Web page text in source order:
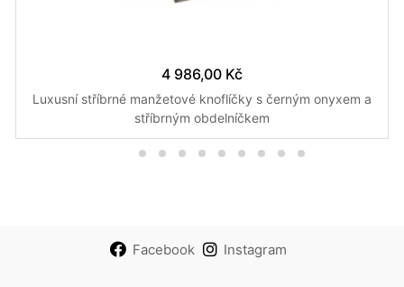
4 986,00 Kč
Luxusní stříbrné manžetové knoflíčky s černým onyxem a
stříbrným obdelníčkem
Facebook Instagram